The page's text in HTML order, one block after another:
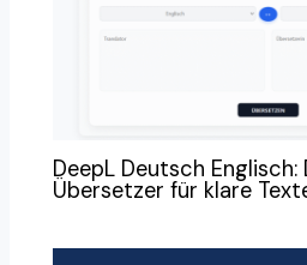
DeepL Deutsch
Übersetzer für klare